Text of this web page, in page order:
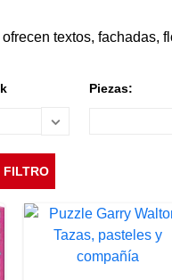
textos,
Piezas: